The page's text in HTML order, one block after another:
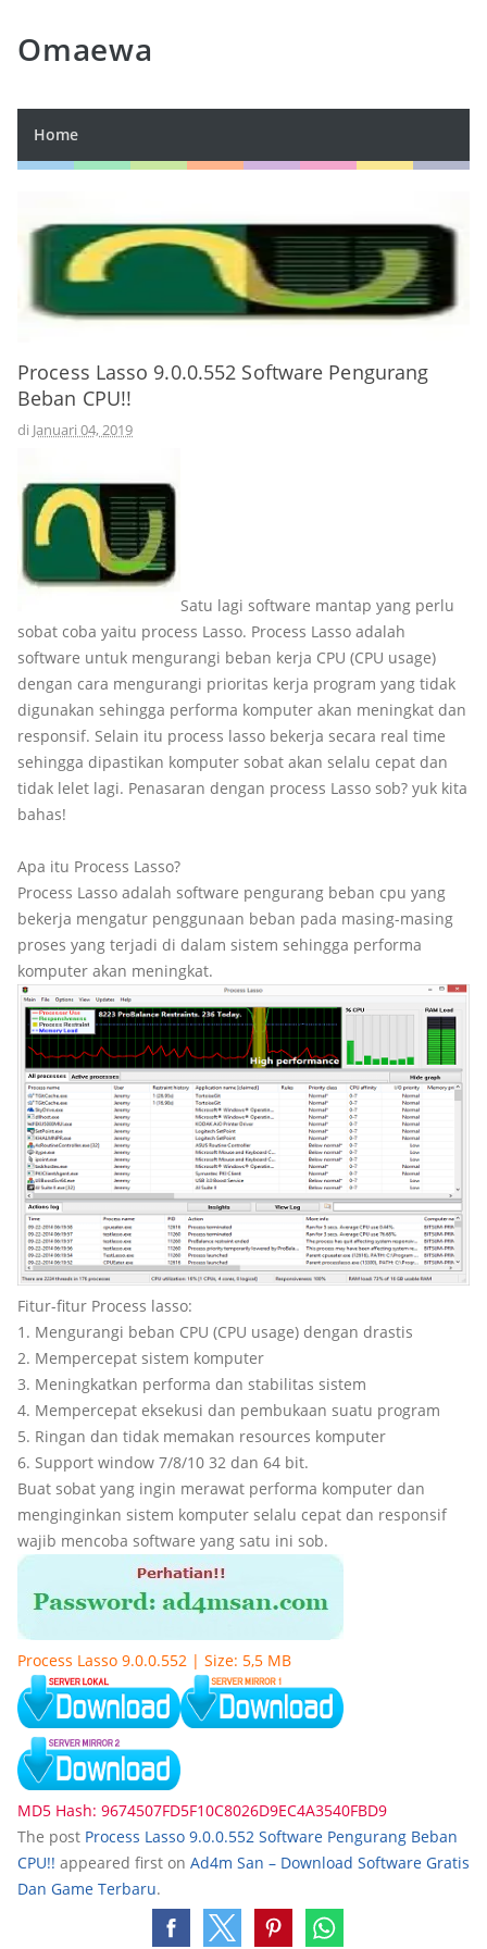
Omaewa
Home
Process Lasso 9.0.0.552 Software Pengurang
Beban CPU!!
di Januari 04, 2019
Satu lagi software mantap yang perlu
sobat coba yaitu process Lasso. Process Lasso adalah
software untuk mengurangi beban kerja CPU (CPU usage)
dengan cara mengurangi prioritas kerja program yang tidak
digunakan sehingga performa komputer akan meningkat dan
responsif. Selain itu process lasso bekerja secara real time
sehingga dipastikan komputer sobat akan selalu cepat dan
tidak lelet lagi. Penasaran dengan process Lasso sob? yuk kita
bahas!
Apa itu Process Lasso?
Process Lasso adalah software pengurang beban cpu yang
bekerja mengatur penggunaan beban pada masing-masing
proses yang terjadi di dalam sistem sehingga performa
komputer akan meningkat.
Fitur-fitur Process lasso:
1. Mengurangi beban CPU (CPU usage) dengan drastis
2. Mempercepat sistem komputer
3. Meningkatkan performa dan stabilitas sistem
4. Mempercepat eksekusi dan pembukaan suatu program
5. Ringan dan tidak memakan resources komputer
6. Support window 7/8/10 32 dan 64 bit.
Buat sobat yang ingin merawat performa komputer dan
menginginkan sistem komputer selalu cepat dan responsif
wajib mencoba software yang satu ini sob.
Process Lasso 9.0.0.552 | Size: 5,5 MB
MD5 Hash: 9674507FD5F10C8026D9EC4A3540FBD9
The post Process Lasso 9.0.0.552 Software Pengurang Beban
CPU!! appeared first on Ad4m San – Download Software Gratis
Dan Game Terbaru.